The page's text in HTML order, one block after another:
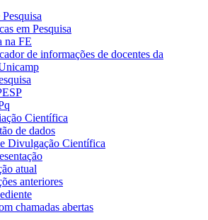
em Pesquisa
na FE
de informações de docentes da
Científica
de dados
Divulgação Científica
atual
anteriores
chamadas abertas